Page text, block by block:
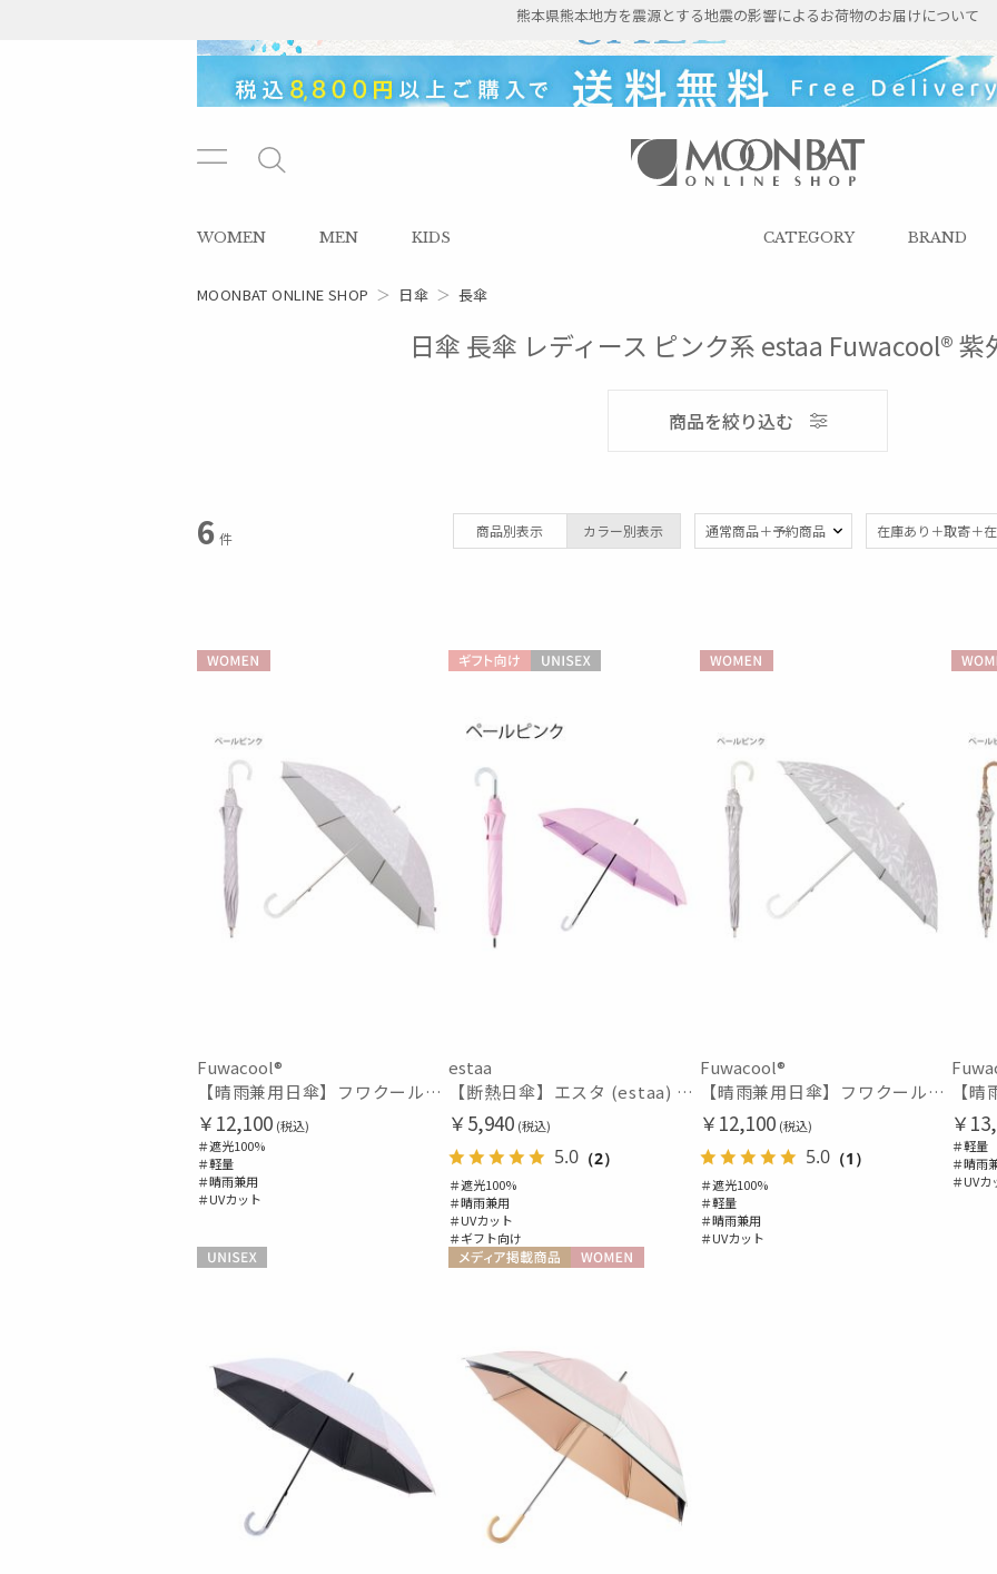
熊本県熊本地方を震源とする地震の影響によるお荷物のお届けについて
ン
ュ
ー
タ
SHOP（ムーンバットオンラインシ
WOMEN MEN KIDS CATEGORY BRAND
MOONBAT ONLINE SHOP ＞ 日傘 ＞長傘
日傘 長傘 レディース ピンク系 estaa Fuwacool® 紫
商品を絞り込む
ブランド
FURLA
フルラ
フワクール®
LANVIN COLLECTION
ランバン コレクション
MACKINTOSH
PHILOSOPHY
マッキントッシュ フィロソフィー
MIRACLE TECH
urawaza
ウラワザ
傘機能
UV
親
(21)
親骨：56～
(8)
簡
カラー
価格・割引率
6 件 商品別表示 カラー別表示 通常商品＋予約商品 在庫あり＋取寄＋
Fuwacool®
【晴雨兼用日傘】フワクール®ホワイト（Fuwacool® White）ボタニカルグリッター 遮光100 UV100
￥12,100 (税込)
＃遮光100%
＃軽量
＃晴雨兼用
＃UVカット
estaa
【断熱日傘】エスタ (estaa) ハニカム断熱パラソル グラデーション 晴雨兼用 遮光100 UV100
￥5,940 (税込)
5.0 （2）
＃遮光100%
＃晴雨兼用
＃UVカット
＃ギフト向け
Fuwacool®
【晴雨兼用日傘】フワクール®ホワイト（Fuwacool® White）スパークルブラッシュ 遮光100 UV100
￥12,100 (税込)
5.0 （1）
＃遮光100%
＃軽量
＃晴雨兼用
＃UVカット
￥
＃軽量
＃晴雨
＃UVカ